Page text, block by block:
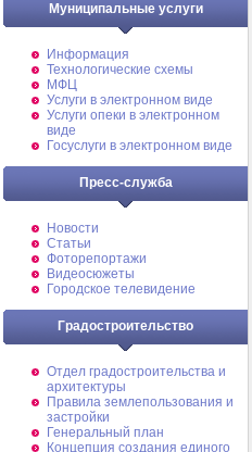
Муниципальные услуги
Информация
Технологические схемы
МФЦ
Услуги в электронном виде
Услуги опеки в электронном
виде
Госуслуги в электронном виде
Пресс-служба
Новости
Статьи
Фоторепортажи
Видеосюжеты
Городское телевидение
Градостроительство
Отдел градостроительства и
архитектуры
Правила землепользования и
застройки
Генеральный план
Концепция создания единого